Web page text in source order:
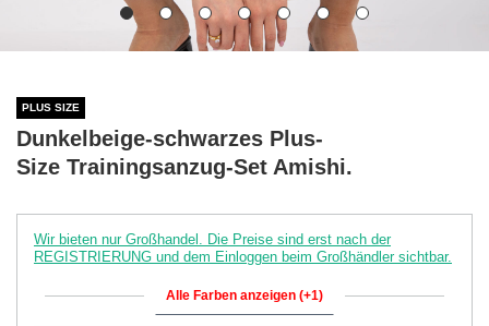
PLUS SIZE
Dunkelbeige-schwarzes Plus-
Size Trainingsanzug-Set Amishi.
Wir bieten nur Großhandel. Die Preise sind erst nach der
REGISTRIERUNG und dem Einloggen beim Großhändler sichtbar.
Alle Farben anzeigen (+1)